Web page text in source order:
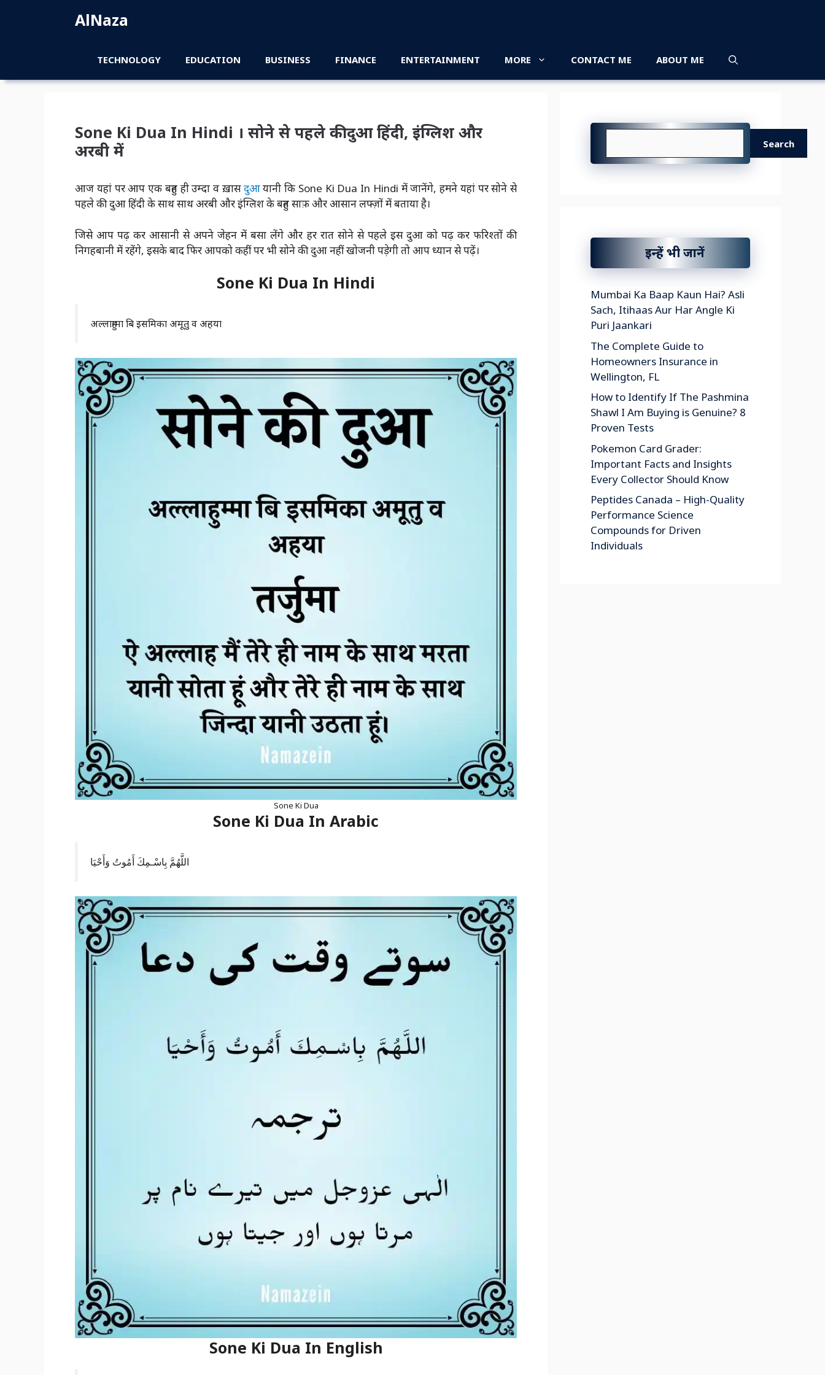
AlNaza
TECHNOLOGY EDUCATION BUSINESS FINANCE ENTERTAINMENT MORE CONTACT ME ABOUT ME
Sone Ki Dua In Hindi । सोने से पहले की दुआ हिंदी, इंग्लिश और
अरबी में
आज यहां पर आप एक बहुत ही उम्दा व ख़ासदुआयानी कि Sone Ki Dua In Hindi में जानेंगे, हमने यहां पर सोने से
पहले की दुआ हिंदी के साथ साथ अरबी और इंग्लिश के बहुत साफ़ और आसान लफ्ज़ों में बताया है।
जिसे आप पढ़ कर आसानी से अपने जेहन में बसा लेंगे और हर रात सोने से पहले इस दुआ को पढ़ कर फरिश्तों की
निगहबानी में रहेंगे, इसके बाद फिर आपको कहीं पर भी सोने की दुआ नहीं खोजनी पड़ेगी तो आप ध्यान से पढ़ें।
Sone Ki Dua In Hindi
अल्लाहुम्मा बि इसमिका अमूतु व अहया
Sone Ki Dua
Sone Ki Dua In Arabic
اللَّهُمَّ بِاسْـمِكَ أَمُوتُ وَأَحْيَا
Sone Ki Dua In English
Search
इन्हें भी जानें
Mumbai Ka Baap Kaun Hai? Asli
Sach, Itihaas Aur Har Angle Ki
Puri Jaankari
The Complete Guide to
Homeowners Insurance in
Wellington, FL
How to Identify If The Pashmina
Shawl I Am Buying is Genuine? 8
Proven Tests
Pokemon Card Grader:
Important Facts and Insights
Every Collector Should Know
Peptides Canada – High-Quality
Performance Science
Compounds for Driven
Individuals